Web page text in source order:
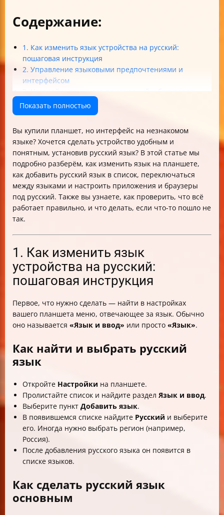
Содержание:
1. Как изменить язык устройства на русский:
пошаговая инструкция
2. Управление языковыми предпочтениями и
интерфейсом
3. Настройка языка для приложений и браузеров
4. Устранение неполадок и проверка правильности
настройки
языка на планшете
Итог: как сделать планшет по-настоящему
русскоязычным
Показать полностью
Вы купили планшет, но интерфейс на незнакомом
языке? Хочется сделать устройство удобным и
понятным, установив русский язык? В этой статье мы
подробно разберём, как изменить язык на планшете,
как добавить русский язык в список, переключаться
между языками и настроить приложения и браузеры
под русский. Также вы узнаете, как проверить, что всё
работает правильно, и что делать, если что-то пошло не
так.
1. Как изменить язык
устройства на русский:
пошаговая инструкция
Первое, что нужно сделать — найти в настройках
вашего планшета меню, отвечающее за язык. Обычно
оно называется «Язык и ввод» или просто «Язык».
Как найти и выбрать русский
язык
Откройте Настройки на планшете.
Пролистайте список и найдите раздел Язык и ввод.
Выберите пункт Добавить язык.
В появившемся списке найдите Русский и выберите
его. Иногда нужно выбрать регион (например,
Россия).
После добавления русского языка он появится в
списке языков.
Как сделать русский язык
основным